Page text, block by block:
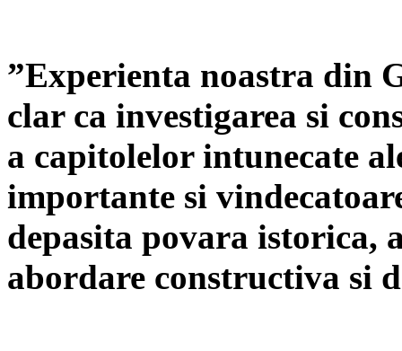
”Experienta noastra din
clar ca investigarea si
a capitolelor intunecate
importante si
depasita povara istorica,
abordare constructiva si